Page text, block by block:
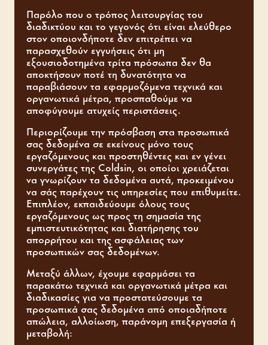
Παρόλο που ο τρόπος λειτουργίας του
διαδικτύου και το γεγονός ότι είναι ελεύθερο
στον οποιονδήποτε δεν επιτρέπει να
παρασχεθούν εγγυήσεις ότι μη
εξουσιοδοτημένα τρίτα πρόσωπα δεν θα
αποκτήσουν ποτέ τη δυνατότητα να
παραβιάσουν τα εφαρμοζόμενα τεχνικά και
οργανωτικά μέτρα, προσπαθούμε να
αποφύγουμε ατυχείς περιστάσεις.
Περιορίζουμε την πρόσβαση στα προσωπικά
σας δεδομένα σε εκείνους μόνο τους
εργαζόμενους και προστηθέντες και εν γένει
συνεργάτες της Coldsin, οι οποίοι χρειάζεται
να γνωρίζουν τα δεδομένα αυτά, προκειμένου
να σάς παρέχουν τις υπηρεσίες που επιθυμείτε.
Επιπλέον, εκπαιδεύουμε όλους τους
εργαζόμενους ως προς τη σημασία της
εμπιστευτικότητας και διατήρησης του
απορρήτου και της ασφάλειας των
προσωπικών σας δεδομένων.
Μεταξύ άλλων, έχουμε εφαρμόσει τα
παρακάτω τεχνικά και οργανωτικά μέτρα και
διαδικασίες για να προστατεύσουμε τα
προσωπικά σας δεδομένα από οποιαδήποτε
απώλεια, αλλοίωση, παράνομη επεξεργασία ή
μεταβολή: